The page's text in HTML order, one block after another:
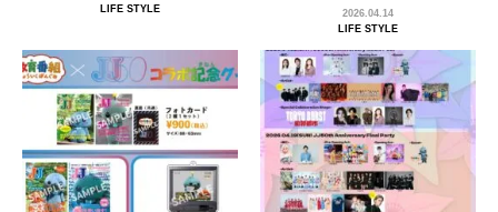
LIFE STYLE
2026.04.14
LIFE STYLE